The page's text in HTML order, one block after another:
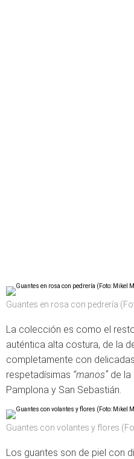
Guantes en rosa con pedrería
La colección es como el
auténtica alta costura, de la
completamente con
respetadísimas “manos”de la
Pamplona y San Sebastián.
Guantes con volantes y flores
Los guantes son de piel con